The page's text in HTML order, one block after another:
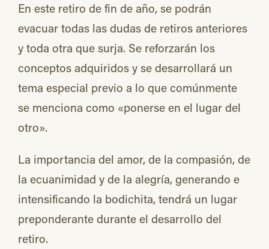
En este retiro de fin de año, se podrán
evacuar todas las dudas de retiros anteriores
y toda otra que surja. Se reforzarán los
conceptos adquiridos y se desarrollará un
tema especial previo a lo que comúnmente
se menciona como «ponerse en el lugar del
otro».
La importancia del amor, de la compasión, de
la ecuanimidad y de la alegría, generando e
intensificando la bodichita, tendrá un lugar
preponderante durante el desarrollo del
retiro.